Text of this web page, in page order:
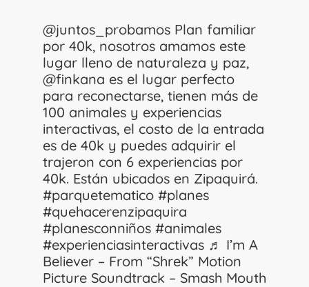
@juntos_probamos Plan familiar
por 40k, nosotros amamos este
lugar lleno de naturaleza y paz,
@finkana es el lugar perfecto
para reconectarse, tienen más de
100 animales y experiencias
interactivas, el costo de la entrada
es de 40k y puedes adquirir el
trajeron con 6 experiencias por
40k. Están ubicados en Zipaquirá.
#parquetematico #planes
#quehacerenzipaquira
#planesconniños #animales
#experienciasinteractivas ♬ I’m A
Believer – From “Shrek” Motion
Picture Soundtrack – Smash Mouth